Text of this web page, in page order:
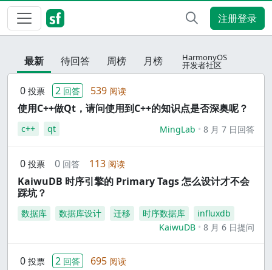
注册登录
最新 待回答 周榜 月榜 HarmonyOS
开发者社区
0 投票 2 回答 539 阅读
使用C++做Qt，请问使用到C++的知识点是否深奥呢？
c++ qt MingLab 8 月 7 日回答
0 投票 0 回答 113 阅读
KaiwuDB 时序引擎的 Primary Tags 怎么设计才不会
踩坑？
数据库 数据库设计 迁移 时序数据库
influxdb
KaiwuDB
8 月 6 日提问
0 投票 2 回答 695 阅读